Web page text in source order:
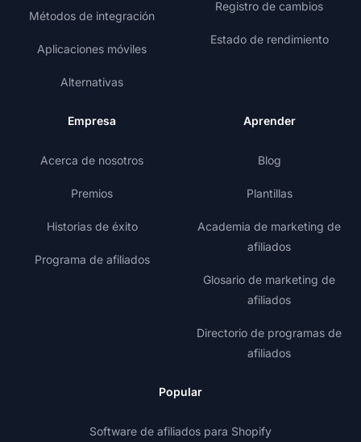
Métodos de integración
Aplicaciones móviles
Alternativas
Registro de cambios
Estado de rendimiento
Empresa
Acerca de nosotros
Premios
Historias de éxito
Programa de afiliados
Aprender
Blog
Plantillas
Academia de marketing de
afiliados
Glosario de marketing de
afiliados
Directorio de programas de
afiliados
Popular
Software de afiliados para Shopify